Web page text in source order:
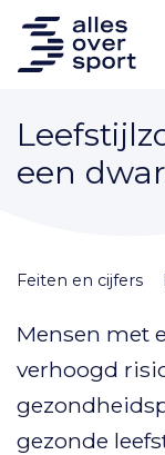
een
feiten en cijfers
Mensen met
verhoogd
gezonde